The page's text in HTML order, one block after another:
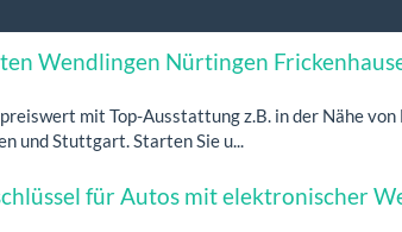
Wendlingen Nürtingen
mit Top-Ausstattung z.B. in der Nähe
und Stuttgart. Starten Sie u...
für Autos mit elektronischer